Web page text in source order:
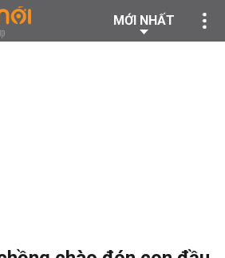
MỚI NHẤT